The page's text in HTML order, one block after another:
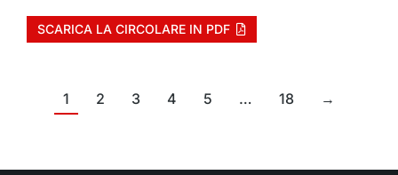
SCARICA LA CIRCOLARE IN PDF
1 2 3 4 5 … 18 →